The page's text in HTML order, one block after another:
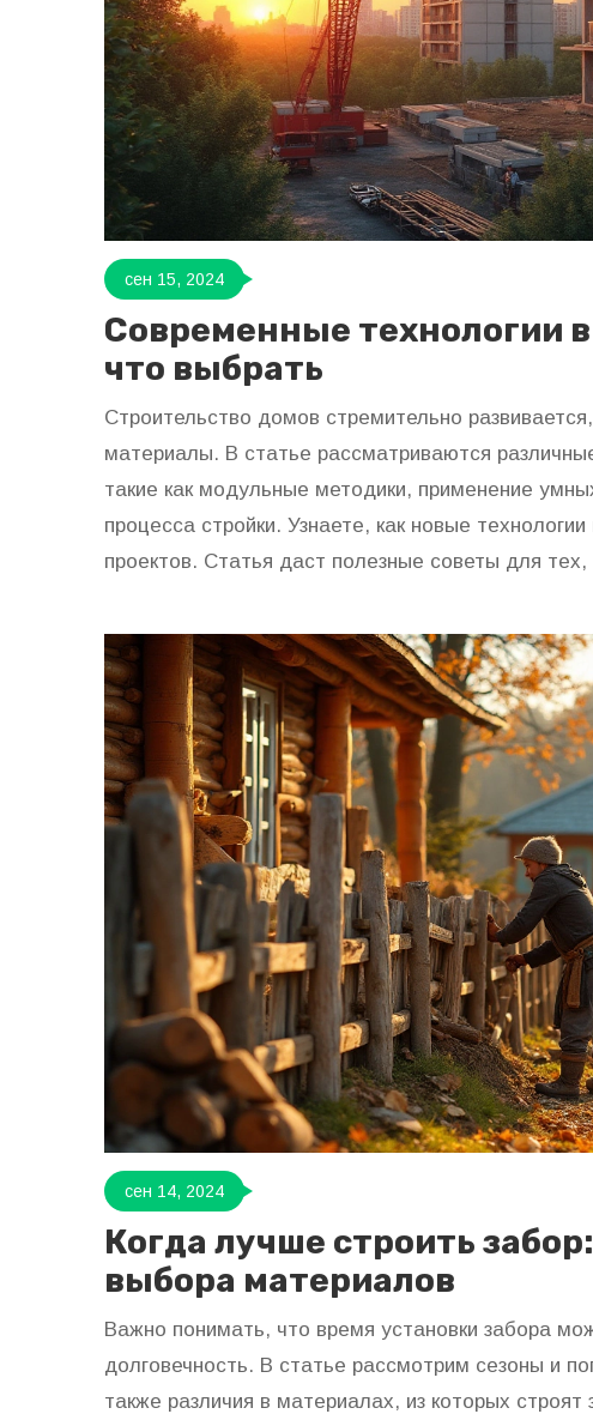
сен 15, 2024
Современные технологии
что выбрать
Строительство домов стремительно
материалы. В статье рассматриваются
такие как модульные методики, применение
процесса стройки. Узнаете, как новые
проектов. Статья даст полезные советы для
сен 14, 2024
Когда лучше строить
выбора материалов
Важно понимать, что время установки забора
долговечность. В статье рассмотрим сезоны и
также различия в материалах, из которых